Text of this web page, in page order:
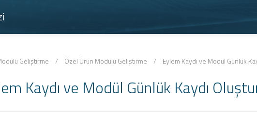
Geliştirme / Özel Ürün Modülü Geliştirme / Eylem Kaydı ve Modül Günlük
Kaydı ve Modül Günlük Kaydı